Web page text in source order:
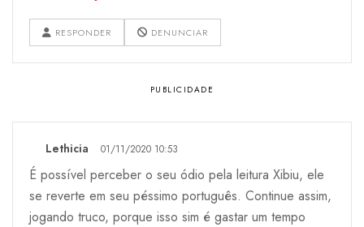
RESPONDER DENUNCIAR
Lethicia 01/11/2020 10:53
É possível perceber o seu ódio pela leitura Xibiu, ele
se reverte em seu péssimo português. Continue assim,
jogando truco, porque isso sim é gastar um tempo